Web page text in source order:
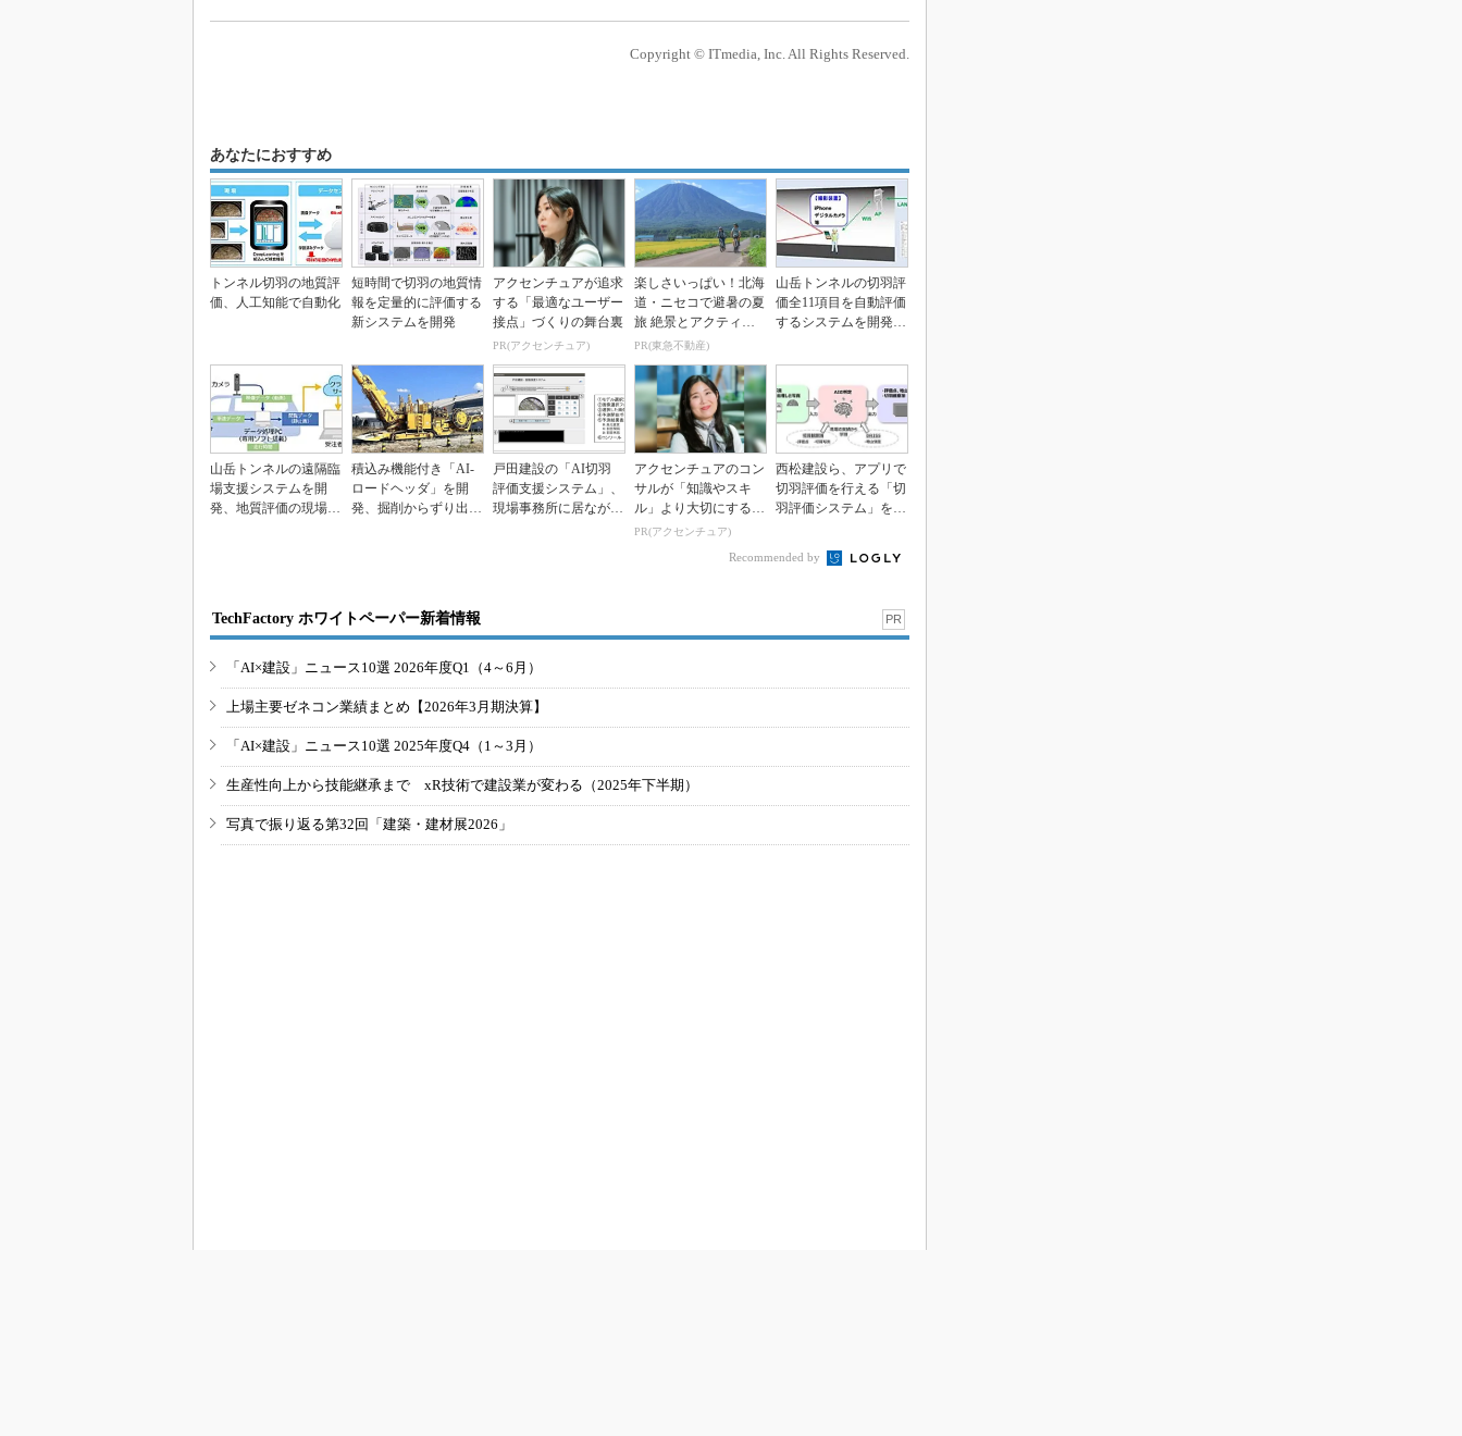
Copyright © ITmedia, Inc. All Rights Reserved.
あなたにおすすめ
トンネル切羽の地質評
価、人工知能で自動化
短時間で切羽の地質情
報を定量的に評価する
新システムを開発
アクセンチュアが追求
する「最適なユーザー
接点」づくりの舞台裏
PR(アクセンチュア)
楽しさいっぱい！北海
道・ニセコで避暑の夏
旅 絶景とアクティビ
ティが揃う「ニセコ
東...
PR(東急不動産)
山岳トンネルの切羽評
価全11項目を自動評価
するシステムを開発、
山岳トンネルの遠隔臨
場支援システムを開
発、地質評価の現場臨
積込み機能付き「AI-
ロードヘッダ」を開
発、掘削からずり出し
戸田建設の「AI切羽
評価支援システム」、
現場事務所に居ながら
アクセンチュアのコン
サルが「知識やスキ
ル」より大切にする視
点
PR(アクセンチュア)
西松建設ら、アプリで
切羽評価を行える「切
羽評価システム」を開
Recommended by
TechFactory ホワイトペーパー新着情報 PR
「AI×建設」ニュース10選 2026年度Q1（4～6月）
上場主要ゼネコン業績まとめ【2026年3月期決算】
「AI×建設」ニュース10選 2025年度Q4（1～3月）
生産性向上から技能継承まで xR技術で建設業が変わる（2025年下半期）
写真で振り返る第32回「建築・建材展2026」